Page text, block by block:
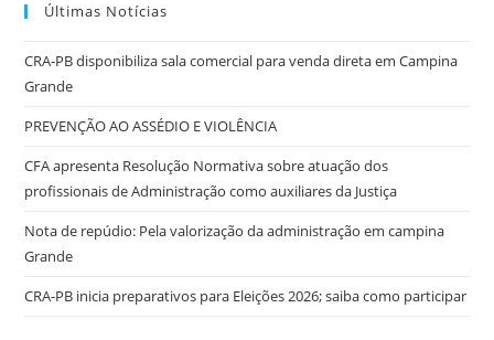
Se!
Últimas Notícias
CRA-PB disponibiliza sala comercial para venda direta em Campina
Grande
PREVENÇÃO AO ASSÉDIO E VIOLÊNCIA
CFA apresenta Resolução Normativa sobre atuação dos
profissionais de Administração como auxiliares da Justiça
Nota de repúdio: Pela valorização da administração em campina
Grande
CRA-PB inicia preparativos para Eleições 2026; saiba como participar